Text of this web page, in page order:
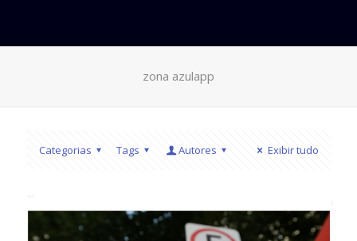
zona azulapp
Categorias Tags Autores Exibir tudo